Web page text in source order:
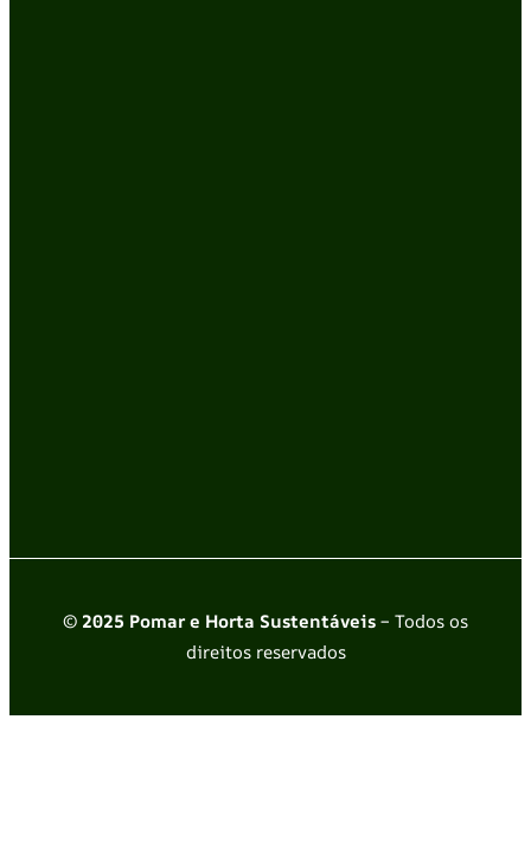
© 2025 Pomar e Horta Sustentáveis– Todos os
direitos reservados